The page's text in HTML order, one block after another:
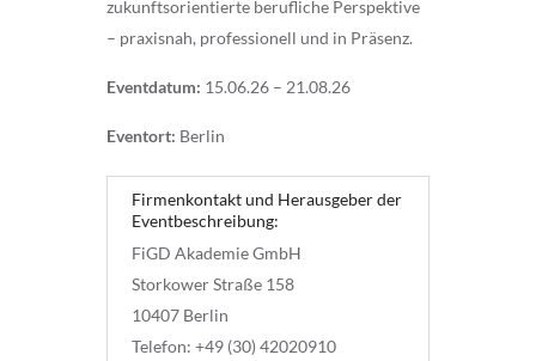
zukunftsorientierte berufliche Perspektive
– praxisnah, professionell und in Präsenz.
Eventdatum: 15.06.26 – 21.08.26
Eventort: Berlin
Firmenkontakt und Herausgeber der
Eventbeschreibung:
FiGD Akademie GmbH
Storkower Straße 158
10407 Berlin
Telefon: +49 (30) 42020910